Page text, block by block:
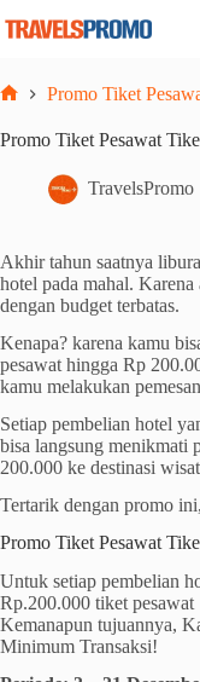
Promo Tiket
Promo Tiket Pesawat
TravelsPromo
Akhir tahun saatnya
hotel pada mahal.
dengan budget terbatas.
Kenapa? karena kamu
pesawat hingga Rp
kamu melakukan
Setiap pembelian hotel
bisa langsung menikmati
200.000 ke destinasi
Tertarik dengan promo
Promo Tiket Pesawat
Untuk setiap pembelian
Rp.200.000 tiket pesawat
Kemanapun tujuannya,
Minimum Transaksi!